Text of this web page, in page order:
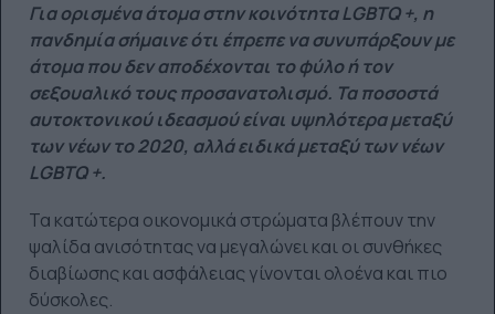
Για ορισμένα άτομα στην κοινότητα LGBTQ +, η
πανδημία σήμαινε ότι έπρεπε να συνυπάρξουν με
άτομα που δεν αποδέχονται το φύλο ή τον
σεξουαλικό τους προσανατολισμό. Τα ποσοστά
αυτοκτονικού ιδεασμού είναι υψηλότερα μεταξύ
των νέων το 2020, αλλά ειδικά μεταξύ των νέων
LGBTQ +.
Τα κατώτερα οικονομικά στρώματα βλέπουν την
ψαλίδα ανισότητας να μεγαλώνει και οι συνθήκες
διαβίωσης και ασφάλειας γίνονται ολοένα και πιο
δύσκολες.